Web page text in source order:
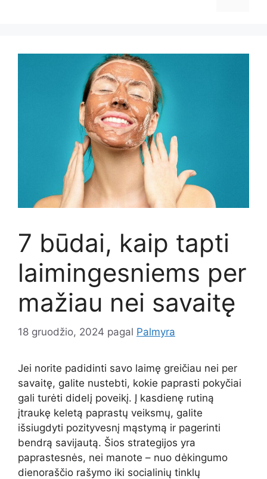
7 būdai, kaip tapti
laimingesniems per
mažiau nei savaitę
18 gruodžio, 2024 pagal Palmyra
Jei norite padidinti savo laimę greičiau nei per
savaitę, galite nustebti, kokie paprasti pokyčiai
gali turėti didelį poveikį. Į kasdienę rutiną
įtraukę keletą paprastų veiksmų, galite
išsiugdyti pozityvesnį mąstymą ir pagerinti
bendrą savijautą. Šios strategijos yra
paprastesnės, nei manote – nuo dėkingumo
dienoraščio rašymo iki socialinių tinklų